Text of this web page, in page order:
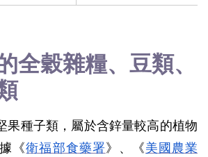
全穀雜糧、豆類、
果種子類，屬於含鋅量較高的植物
《衛福部食藥署》、《美國農業